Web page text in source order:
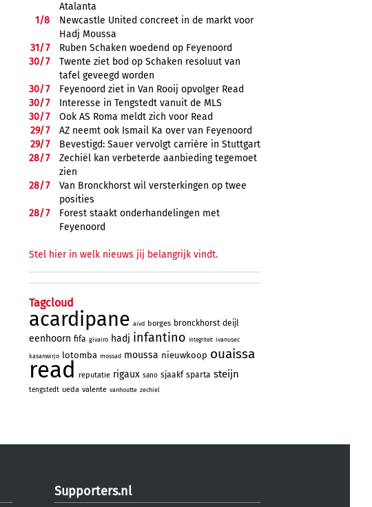
Atalanta
1/8
Newcastle United concreet in de markt voor
Hadj Moussa
31/7
Ruben Schaken woedend op Feyenoord
30/7
Twente ziet bod op Schaken resoluut van
tafel geveegd worden
30/7
Feyenoord ziet in Van Rooij opvolger Read
30/7
Interesse in Tengstedt vanuit de MLS
30/7
Ook AS Roma meldt zich voor Read
29/7
AZ neemt ook Ismail Ka over van Feyenoord
29/7
Bevestigd: Sauer vervolgt carrière in Stuttgart
28/7
Zechiël kan verbeterde aanbieding tegemoet
zien
28/7
Van Bronckhorst wil versterkingen op twee
posities
28/7
Forest staakt onderhandelingen met
Feyenoord
Stel hier in welk nieuws jij belangrijk vindt.
Tagcloud
acardipane aivd borges bronckhorst deijl
eenhoorn fifa givairo hadj infantino integriteit ivanusec
kasanwirjo lotomba mossad moussa nieuwkoop ouaissa
read reputatie rigaux sano sjaakf sparta steijn
tengstedt ueda valente vanhoutte zechiel
Supporters.nl